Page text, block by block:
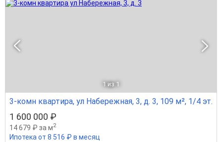
1 из 1
3-комн квартира, ул Набережная, 3, д. 3, 109 м², 1/4 эт.
1 600 000 ₽
14 679 ₽ за м2
Ипотека от 8 516 ₽ в месяц